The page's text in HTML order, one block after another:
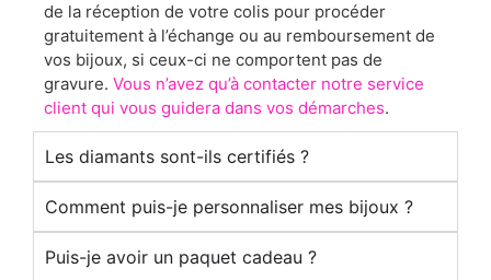
de la réception de votre colis pour procéder
gratuitement à l’échange ou au remboursement de
vos bijoux, si ceux-ci ne comportent pas de
gravure. Vous n’avez qu’à contacter notre service
client qui vous guidera dans vos démarches.
Les diamants sont-ils certifiés ?
Comment puis-je personnaliser mes bijoux ?
Puis-je avoir un paquet cadeau ?